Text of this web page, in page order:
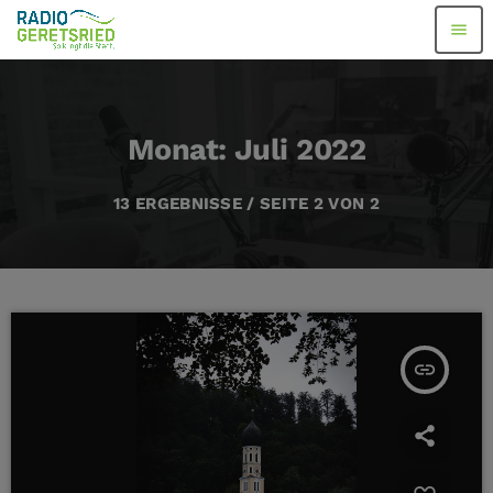
menu
Monat: Juli 2022
13 ERGEBNISSE / SEITE 2 VON 2
insert_link